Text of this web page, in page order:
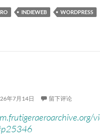
INDIEWEB WORDPRESS
年7月14日 留下评论